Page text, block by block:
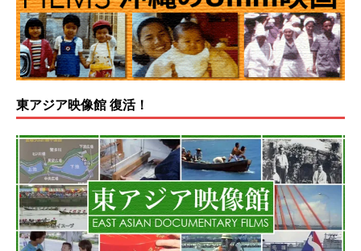
東アジア映像館 復活！